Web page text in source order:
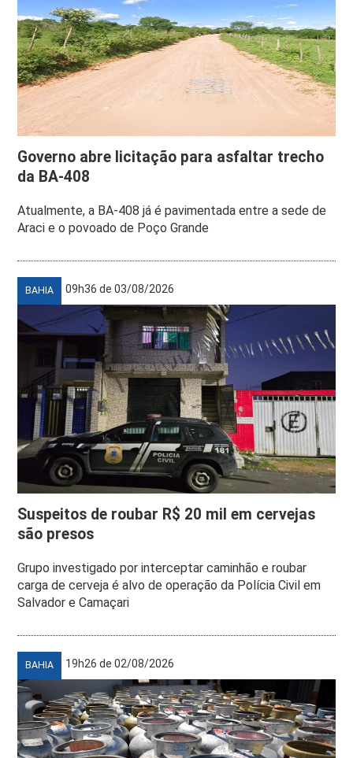
Governo abre licitação para asfaltar trecho
da BA-408
Atualmente, a BA-408 já é pavimentada entre a sede de
Araci e o povoado de Poço Grande
BAHIA 09h36 de 03/08/2026
Suspeitos de roubar R$ 20 mil em cervejas
são presos
Grupo investigado por interceptar caminhão e roubar
carga de cerveja é alvo de operação da Polícia Civil em
Salvador e Camaçari
BAHIA 19h26 de 02/08/2026